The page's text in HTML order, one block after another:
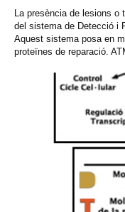
La presència de lesions o
del sistema de Detecció i
Aquest sistema posa en
proteïnes de reparació.